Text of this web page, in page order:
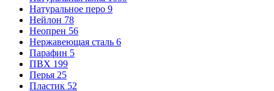
Натуральное перо 9
Нейлон 78
Неопрен 56
Нержавеющая сталь 6
Парафин 5
ПВХ 199
Перья 25
Пластик 52